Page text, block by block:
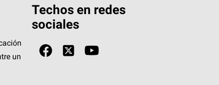
un
Techos en redes
sociales